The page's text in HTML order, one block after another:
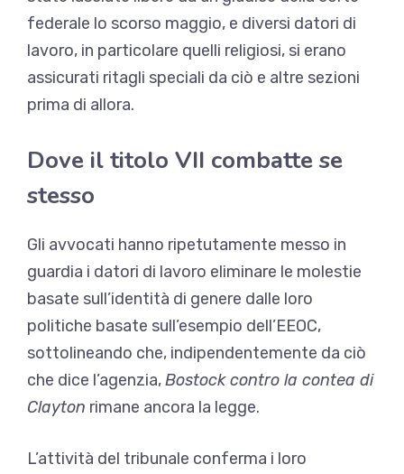
federale lo scorso maggio, e diversi datori di
lavoro, in particolare quelli religiosi, si erano
assicurati ritagli speciali da ciò e altre sezioni
prima di allora.
Dove il titolo VII combatte se
stesso
Gli avvocati hanno ripetutamente messo in
guardia i datori di lavoro eliminare le molestie
basate sull’identità di genere dalle loro
politiche basate sull’esempio dell’EEOC,
sottolineando che, indipendentemente da ciò
che dice l’agenzia,Bostock contro la contea di
Clayton rimane ancora la legge.
L’attività del tribunale conferma i loro